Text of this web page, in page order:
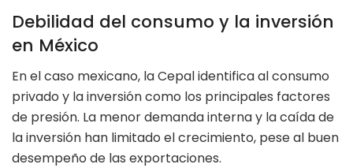
Debilidad del consumo y la inversión
en México
En el caso mexicano, la Cepal identifica al consumo
privado y la inversión como los principales factores
de presión. La menor demanda interna y la caída de
la inversión han limitado el crecimiento, pese al buen
desempeño de las exportaciones.